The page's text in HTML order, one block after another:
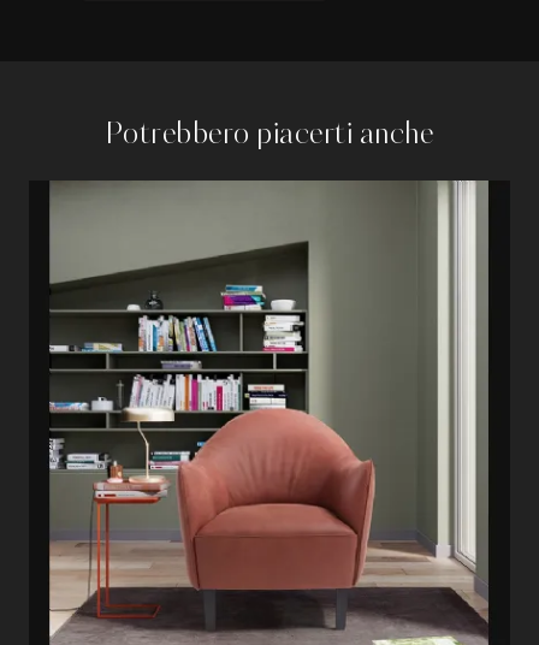
Potrebbero piacerti anche